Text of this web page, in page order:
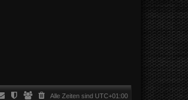
Alle Zeiten sind UTC+01:00